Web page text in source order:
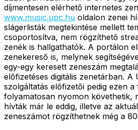
díjmentesen elérhető internetes
www.music.upc.hu oldalon zenei
slágerlisták megtekintése mellett
csoportosítva, nem rögzíthető
zenék is hallgathatók. A portálon
zenekereső is, melynek
egy-egy keresett zeneszám
előfizetéses digitális zenetárban. A
szolgáltatás előfizetői pedig ezen a
folyamatosan nyomon követhetik,
hívták már le eddig, illetve az
zeneszámot rögzíthetnek még a